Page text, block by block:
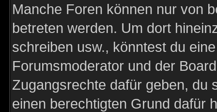
Manche Foren können nur von
betreten werden. Um dort
schreiben usw., könntest du
Forumsmoderator und der
Zugangsrechte dafür geben, du
einen berechtigten Grund dafür